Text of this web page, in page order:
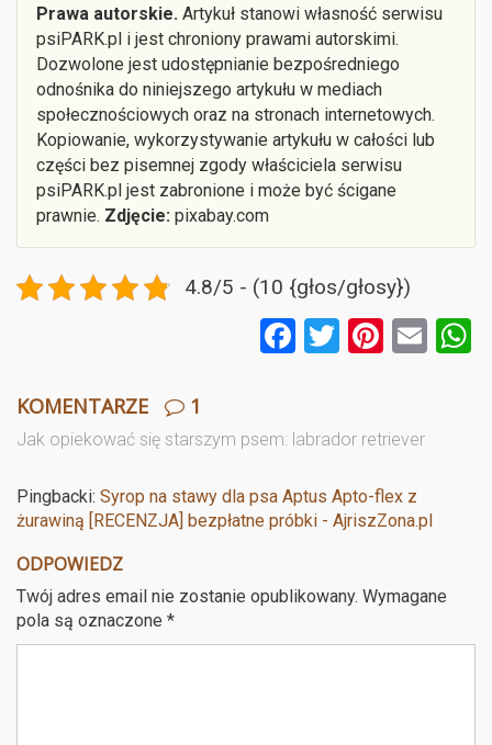
Prawa autorskie. Artykuł stanowi własność serwisu
psiPARK.pl i jest chroniony prawami autorskimi.
Dozwolone jest udostępnianie bezpośredniego
odnośnika do niniejszego artykułu w mediach
społecznościowych oraz na stronach internetowych.
Kopiowanie, wykorzystywanie artykułu w całości lub
części bez pisemnej zgody właściciela serwisu
psiPARK.pl jest zabronione i może być ścigane
prawnie. Zdjęcie: pixabay.com
4.8/5 - (10 {głos/głosy})
F
b
o
T
er
Pi
es
E
KOMENTARZE 1
Jak opiekować się starszym psem: labrador retriever
Pingbacki: Syrop na stawy dla psa Aptus Apto-flex z
żurawiną [RECENZJA] bezpłatne próbki - AjriszZona.pl
ODPOWIEDZ
Twój adres email nie zostanie opublikowany. Wymagane
pola są oznaczone *